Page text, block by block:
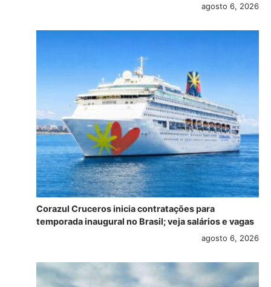
agosto 6, 2026
Corazul Cruceros inicia contratações para
temporada inaugural no Brasil; veja salários e vagas
agosto 6, 2026